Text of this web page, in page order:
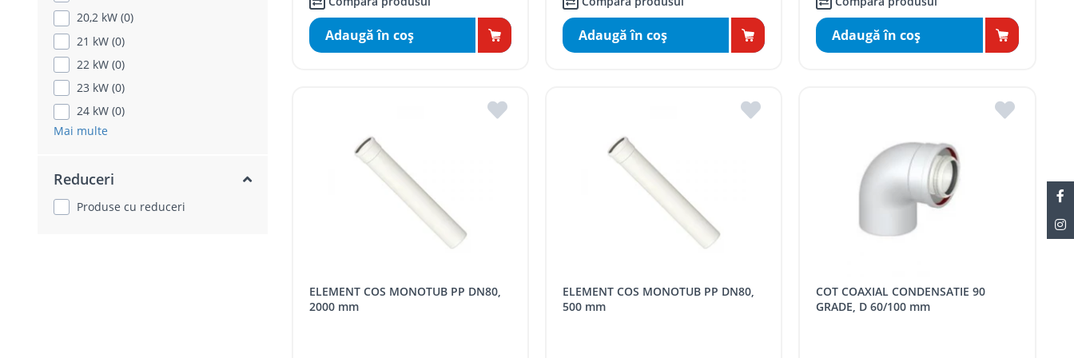
20,2 kW (0)
21 kW (0)
22 kW (0)
23 kW (0)
24 kW (0)
Mai multe
Reduceri
Produse cu reduceri
Adaugă în coş Adaugă în coş Adaugă în coş
ELEMENT COS MONOTUB PP DN80,
2000 mm
ELEMENT COS MONOTUB PP DN80,
500 mm
COT COAXIAL CONDENSATIE 90
GRADE, D 60/100 mm